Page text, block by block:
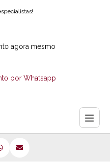
agora mesmo
por Whatsapp